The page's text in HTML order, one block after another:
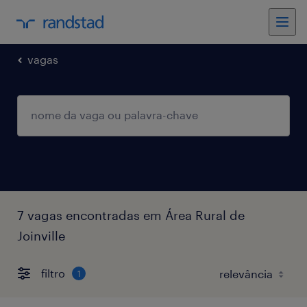
vagas
7 vagas encontradas em Área Rural de
Joinville
filtro 1